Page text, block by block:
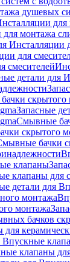
душевых
для монтажа
Инсталляции
для
смесителей
детали для
скрытого
Запасные
Смывные
скрытого
бачки
клапаны
клапаны для
детали для
монтажа
монтажа
бачков
Впускные
клапаны